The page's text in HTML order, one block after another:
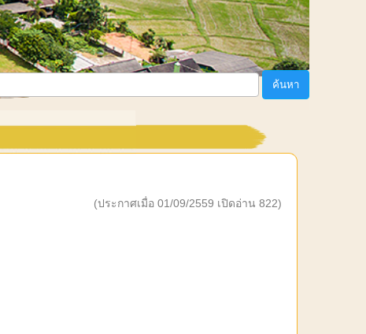
ค้นหา
(ประกาศเมื่อ 01/09/2559 เปิดอ่าน 822)